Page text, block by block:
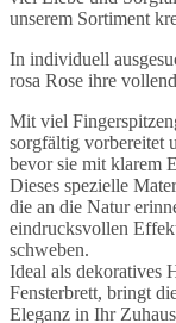
unserem Sortiment
In individuell
rosa Rose ihre
Mit viel
sorgfältig vorbereitet
bevor sie mit klarem
Dieses spezielle
die an die Natur
eindrucksvollen
schweben.
Ideal als dekoratives
Fensterbrett, bringt
Eleganz in Ihr